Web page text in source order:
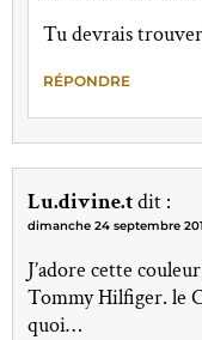
Tu devrais
RÉPONDRE
Lu.divine.tdit :
dimanche 24 septembre
J’adore cette
Tommy Hilfiger. le
quoi…